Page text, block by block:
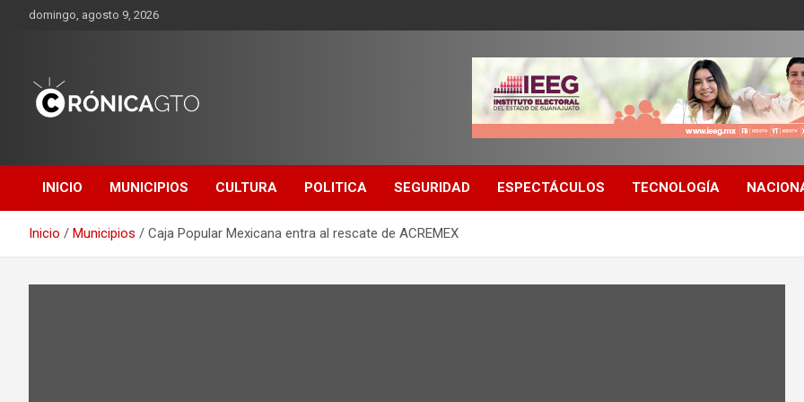
domingo, agosto 9, 2026
GUANAJUATO
INICIO MUNICIPIOS CULTURA POLITICA SEGURIDAD ESPECTÁCULOS TECNOLOGÍA
Inicio Municipios Caja Popular Mexicana entra al rescate de ACREMEX